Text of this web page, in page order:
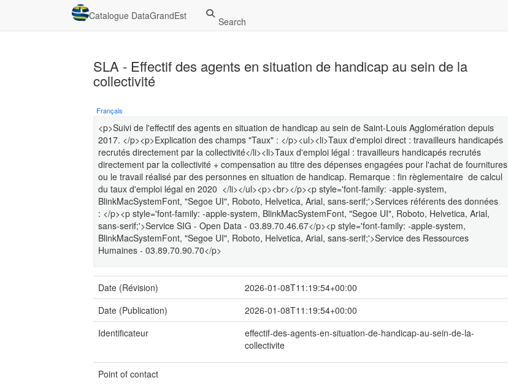
Catalogue DataGrandEst Search
SLA - Effectif des agents en situation de handicap au sein de la
collectivité
Français
<p>Suivi de l'effectif des agents en situation de handicap au sein de Saint-Louis Agglomération depuis
2017. </p><p>Explication des champs "Taux" : </p><ul><li>Taux d'emploi direct : travailleurs handicapés
recrutés directement par la collectivité</li><li>Taux d'emploi légal : travailleurs handicapés recrutés
directement par la collectivité + compensation au titre des dépenses engagées pour l'achat de fournitures
ou le travail réalisé par des personnes en situation de handicap. Remarque : fin règlementaire de calcul
du taux d'emploi légal en 2020 </li></ul><p><br></p><p style='font-family: -apple-system,
BlinkMacSystemFont, "Segoe UI", Roboto, Helvetica, Arial, sans-serif;'>Services référents des données
: </p><p style='font-family: -apple-system, BlinkMacSystemFont, "Segoe UI", Roboto, Helvetica, Arial,
sans-serif;'>Service SIG - Open Data - 03.89.70.46.67</p><p style='font-family: -apple-system,
BlinkMacSystemFont, "Segoe UI", Roboto, Helvetica, Arial, sans-serif;'>Service des Ressources
Humaines - 03.89.70.90.70</p>
Date (Révision)
2026-01-08T11:19:54+00:00
Date (Publication)
2026-01-08T11:19:54+00:00
Identificateur
effectif-des-agents-en-situation-de-handicap-au-sein-de-la-
collectivite
Point of contact